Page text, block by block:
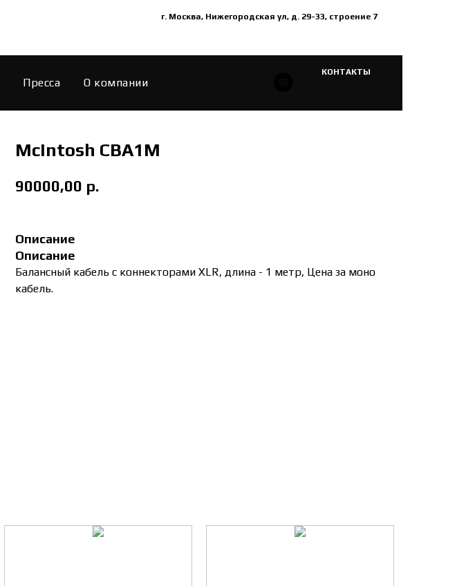
г. Москва, Нижегородская ул, д. 29-33, строение 7
Пресса О компании
КОНТАКТЫ
McIntosh CBA1M
90000,00 р.
Описание
Описание
Балансный кабель с коннекторами XLR, длина - 1 метр, Цена за моно
кабель.